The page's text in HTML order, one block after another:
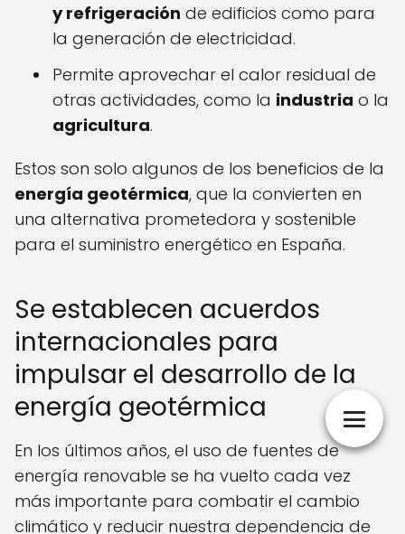
y refrigeración de edificios como para
la generación de electricidad.
Permite aprovechar el calor residual de
otras actividades, como la industria o la
agricultura.
Estos son solo algunos de los beneficios de la
energía geotérmica, que la convierten en
una alternativa prometedora y sostenible
para el suministro energético en España.
Se establecen acuerdos
internacionales para
impulsar el desarrollo de la
energía geotérmica
En los últimos años, el uso de fuentes de
energía renovable se ha vuelto cada vez
más importante para combatir el cambio
climático y reducir nuestra dependencia de